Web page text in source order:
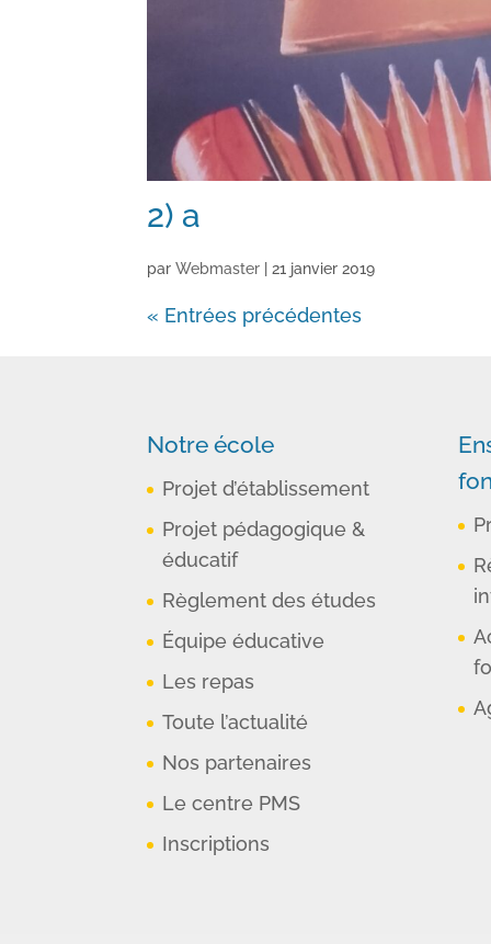
2) a
parWebmaster | 21 janvier 2019
« Entrées précédentes
Notre école
Projet d’établissement
Projet pédagogique &
éducatif
Règlement des études
Équipe éducative
Les repas
Toute l’actualité
Nos partenaires
Le centre PMS
Inscriptions